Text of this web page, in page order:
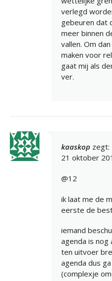
verlegd
gebeuren dat
meer binnen
vallen. Om
maken voor
gaat mij als
ver.
kaaskop zegt:
21 oktober
@12
ik laat me de
eerste de
iemand
agenda is
ten uitvoer
agenda dus
(complexje